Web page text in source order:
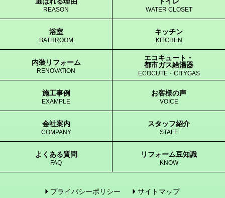
REASON WATER CLOSET
浴室
BATHROOM
キッチン
KITCHEN
内装リフォーム
RENOVATION
エコキュート・
都市ガス給湯器
ECOCUTE・CITYGAS
施工事例
EXAMPLE
お客様の声
VOICE
会社案内
COMPANY
スタッフ紹介
STAFF
よくある質問
FAQ
リフォーム豆知識
KNOW
プライバシーポリシー サイトマップ